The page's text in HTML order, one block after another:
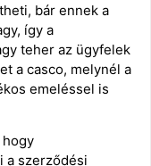
bár ennek a
így a
teher az ügyfelek
a casco, melynél a
emeléssel is
hogy
a szerződési